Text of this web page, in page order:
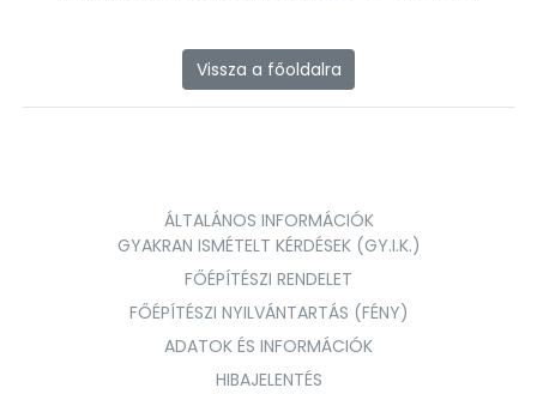
Vissza a főoldalra
ÁLTALÁNOS INFORMÁCIÓK
GYAKRAN ISMÉTELT KÉRDÉSEK (GY.I.K.)
FŐÉPÍTÉSZI RENDELET
FŐÉPÍTÉSZI NYILVÁNTARTÁS (FÉNY)
ADATOK ÉS INFORMÁCIÓK
HIBAJELENTÉS